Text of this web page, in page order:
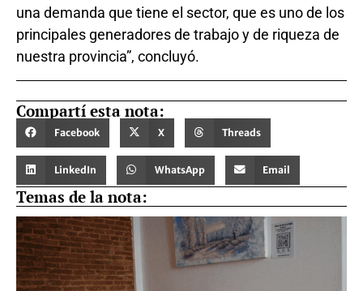
una demanda que tiene el sector, que es uno de los
principales generadores de trabajo y de riqueza de
nuestra provincia”, concluyó.
Compartí esta nota:
Facebook X Threads
LinkedIn WhatsApp Email
Temas de la nota: